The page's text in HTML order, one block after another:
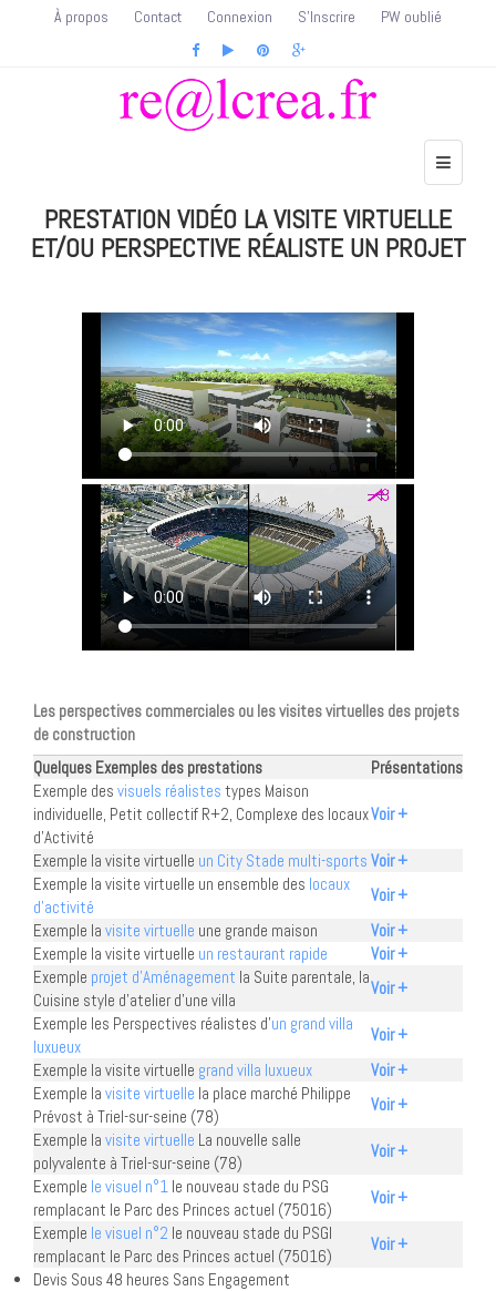
À propos Contact Connexion S'Inscrire PW oublié
PRESTATION VIDÉO LA VISITE VIRTUELLE
ET/OU PERSPECTIVE RÉALISTE UN PROJET
Les perspectives commerciales ou les visites virtuelles des projets
de construction
Quelques Exemples des prestations
Présentations
Exemple des visuels réalistes types Maison
individuelle, Petit collectif R+2, Complexe des locaux
d'Activité
Voir +
Exemple la visite virtuelle un City Stade multi-sports Voir +
Exemple la visite virtuelle un ensemble des locaux
d'activité
Voir +
Exemple la visite virtuelle une grande maison
Voir +
Exemple la visite virtuelle un restaurant rapide
Voir +
Exemple projet d'Aménagement la Suite parentale, la
Cuisine style d'atelier d'une villa
Voir +
Exemple les Perspectives réalistes d'un grand villa
luxueux
Voir +
Exemple la visite virtuelle grand villa luxueux
Voir +
Exemple la visite virtuelle la place marché Philippe
Prévost à Triel-sur-seine (78)
Voir +
Exemple la visite virtuelle La nouvelle salle
polyvalente à Triel-sur-seine (78)
Voir +
Exemple le visuel n°1 le nouveau stade du PSG
remplacant le Parc des Princes actuel (75016)
Voir +
Exemple le visuel n°2 le nouveau stade du PSGl
remplacant le Parc des Princes actuel (75016)
Voir +
Devis Sous 48 heures Sans Engagement